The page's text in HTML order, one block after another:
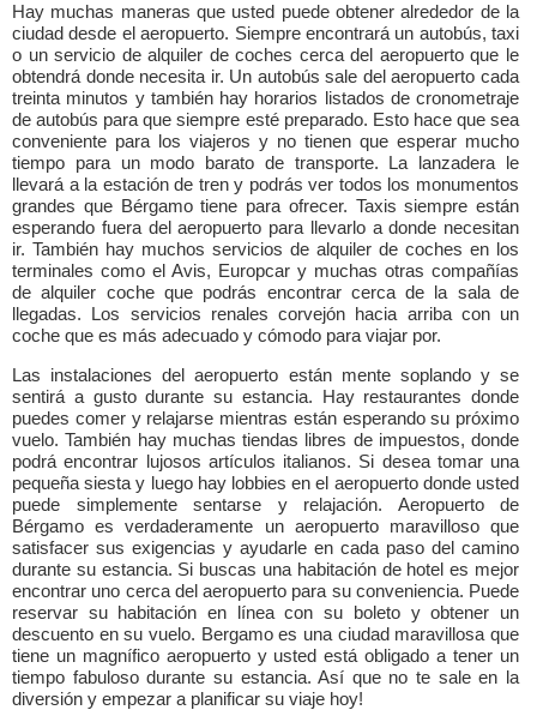
Hay muchas maneras que usted puede obtener alrededor de la
ciudad desde el aeropuerto. Siempre encontrará un autobús, taxi
o un servicio de alquiler de coches cerca del aeropuerto que le
obtendrá donde necesita ir. Un autobús sale del aeropuerto cada
treinta minutos y también hay horarios listados de cronometraje
de autobús para que siempre esté preparado. Esto hace que sea
conveniente para los viajeros y no tienen que esperar mucho
tiempo para un modo barato de transporte. La lanzadera le
llevará a la estación de tren y podrás ver todos los monumentos
grandes que Bérgamo tiene para ofrecer. Taxis siempre están
esperando fuera del aeropuerto para llevarlo a donde necesitan
ir. También hay muchos servicios de alquiler de coches en los
terminales como el Avis, Europcar y muchas otras compañías
de alquiler coche que podrás encontrar cerca de la sala de
llegadas. Los servicios renales corvejón hacia arriba con un
coche que es más adecuado y cómodo para viajar por.
Las instalaciones del aeropuerto están mente soplando y se
sentirá a gusto durante su estancia. Hay restaurantes donde
puedes comer y relajarse mientras están esperando su próximo
vuelo. También hay muchas tiendas libres de impuestos, donde
podrá encontrar lujosos artículos italianos. Si desea tomar una
pequeña siesta y luego hay lobbies en el aeropuerto donde usted
puede simplemente sentarse y relajación. Aeropuerto de
Bérgamo es verdaderamente un aeropuerto maravilloso que
satisfacer sus exigencias y ayudarle en cada paso del camino
durante su estancia. Si buscas una habitación de hotel es mejor
encontrar uno cerca del aeropuerto para su conveniencia. Puede
reservar su habitación en línea con su boleto y obtener un
descuento en su vuelo. Bergamo es una ciudad maravillosa que
tiene un magnífico aeropuerto y usted está obligado a tener un
tiempo fabuloso durante su estancia. Así que no te sale en la
diversión y empezar a planificar su viaje hoy!